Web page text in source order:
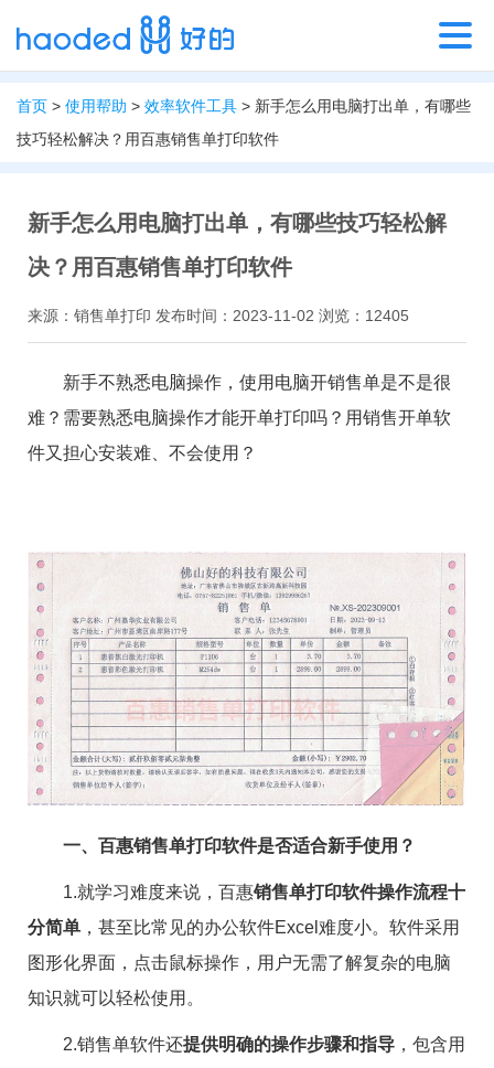
首页 > 使用帮助 > 效率软件工具 > 新手怎么用电脑打出单，有哪些
技巧轻松解决？用百惠销售单打印软件
新手怎么用电脑打出单，有哪些技巧轻松解
决？用百惠销售单打印软件
来源：销售单打印 发布时间：2023-11-02 浏览：12405
新手不熟悉电脑操作，使用电脑开销售单是不是很
难？需要熟悉电脑操作才能开单打印吗？用销售开单软
件又担心安装难、不会使用？
一、百惠销售单打印软件是否适合新手使用？
1.就学习难度来说，百惠销售单打印软件操作流程十
分简单 ，甚至比常见的办公软件Excel难度小。软件采用
图形化界面，点击鼠标操作，用户无需了解复杂的电脑
知识就可以轻松使用。
2.销售单软件还提供明确的操作步骤和指导 ，包含用